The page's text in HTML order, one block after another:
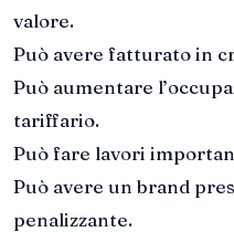
valore.
Può avere fatturato in
Può aumentare
tariffario.
Può fare lavori
Può avere un brand
penalizzante.